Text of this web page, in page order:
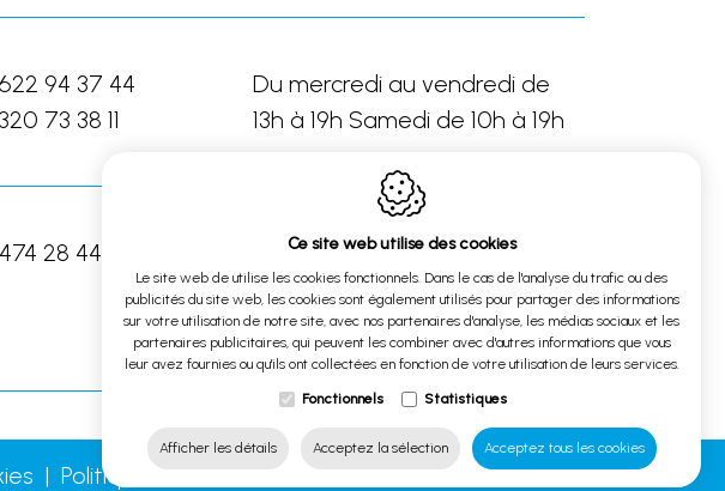
94 37 44
73 38 11
Du mercredi au vendredi de
13h à 19h Samedi de 10h à 19h
28 44 28 Sur rendez-vous
Politique de confidentialité Plan du site
Ce site web utilise des cookies
Le site web de utilise les cookies fonctionnels. Dans le cas de l'analyse du trafic ou des
publicités du site web, les cookies sont également utilisés pour partager des informations
sur votre utilisation de notre site, avec nos partenaires d'analyse, les médias sociaux et les
partenaires publicitaires, qui peuvent les combiner avec d'autres informations que vous
leur avez fournies ou qu'ils ont collectées en fonction de votre utilisation de leurs services.
Fonctionnels Statistiques
Afficher les détails Acceptez la sélection Acceptez tous les cookies